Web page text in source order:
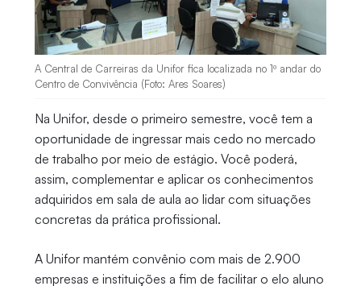
A Central de Carreiras da Unifor fica localizada no 1º andar do
Centro de Convivência (Foto: Ares Soares)
Na Unifor, desde o primeiro semestre, você tem a
oportunidade de ingressar mais cedo no mercado
de trabalho por meio de estágio. Você poderá,
assim, complementar e aplicar os conhecimentos
adquiridos em sala de aula ao lidar com situações
concretas da prática profissional.
A Unifor mantém convênio com mais de 2.900
empresas e instituições a fim de facilitar o elo aluno